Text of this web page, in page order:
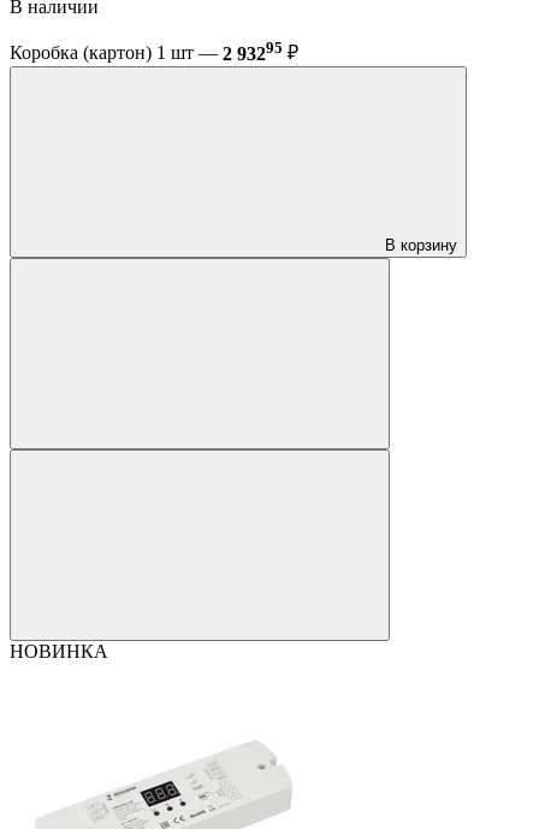
В наличии
Коробка (картон) 1 шт — 2 93295 ₽
В корзину
НОВИНКА